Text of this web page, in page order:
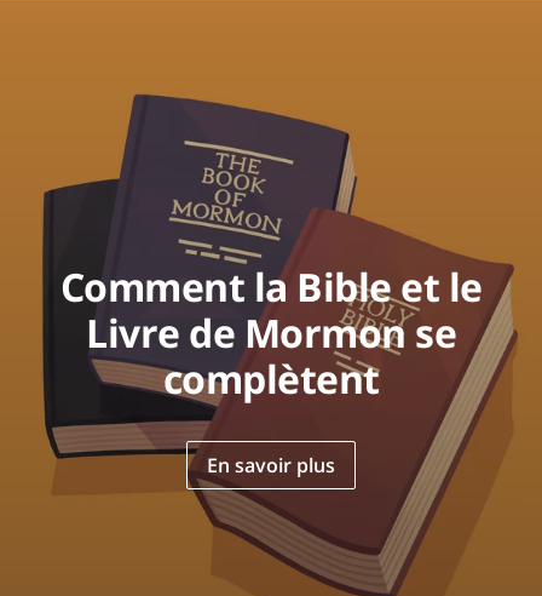
Comment la Bible et le
Livre de Mormon se
complètent
En savoir plus